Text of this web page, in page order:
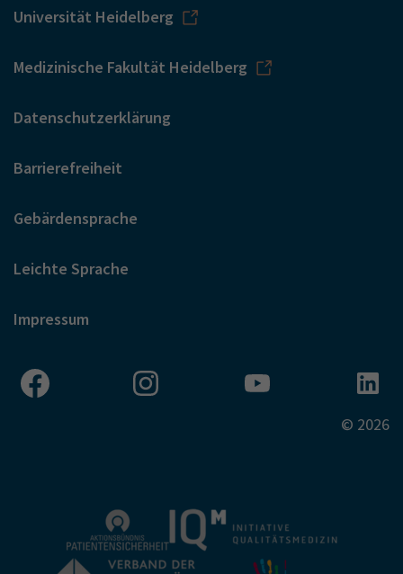
Universität Heidelberg
Medizinische Fakultät Heidelberg
Datenschutzerklärung
Barrierefreiheit
Gebärdensprache
Leichte Sprache
Impressum
© 2026